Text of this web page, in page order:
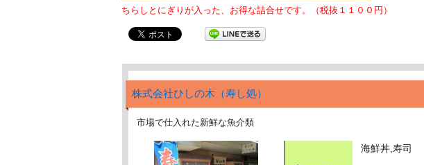
ちらしとにぎりが入った、お得な詰合せです。（税抜１１００円）
株式会社ひしの木（寿し処）
市場で仕入れた新鮮な魚介類
海鮮丼,寿司